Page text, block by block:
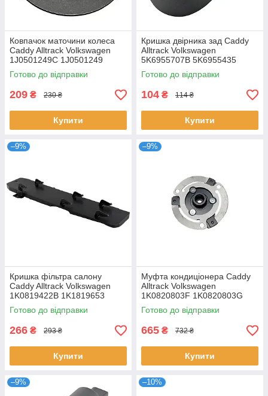
Ковпачок маточини колеса
Caddy Alltrack Volkswagen
1J0501249C 1J0501249
1J0501249A
Готово до відправки
209 ₴ 230 ₴
Купити
Кришка двірника зад Caddy
Alltrack Volkswagen
5K6955707B 5K6955435
5GM955435
Готово до відправки
104 ₴ 114 ₴
Купити
–9%
Кришка фільтра салону
Caddy Alltrack Volkswagen
1K0819422B 1K1819653
1K0819422 1K1819653
Готово до відправки
266 ₴ 293 ₴
Купити
–9%
Муфта кондиціонера Caddy
Alltrack Volkswagen
1K0820803F 1K0820803G
5N0820803 5N0820803A
Готово до відправки
665 ₴ 732 ₴
Купити
–9% –10%